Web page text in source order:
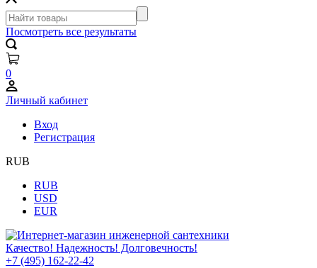
Посмотреть все результаты
0
Личный кабинет
Вход
Регистрация
RUB
RUB
USD
EUR
Качество! Надежность! Долговечность!
+7 (495) 162-22-42